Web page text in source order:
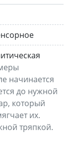
начинается
до нужной
который
их.
тряпкой.